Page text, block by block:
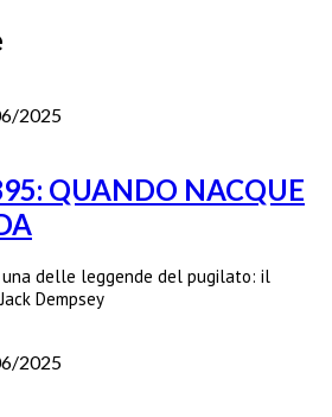
2025
QUANDO NACQUE
una delle leggende del pugilato: il
Dempsey
2025